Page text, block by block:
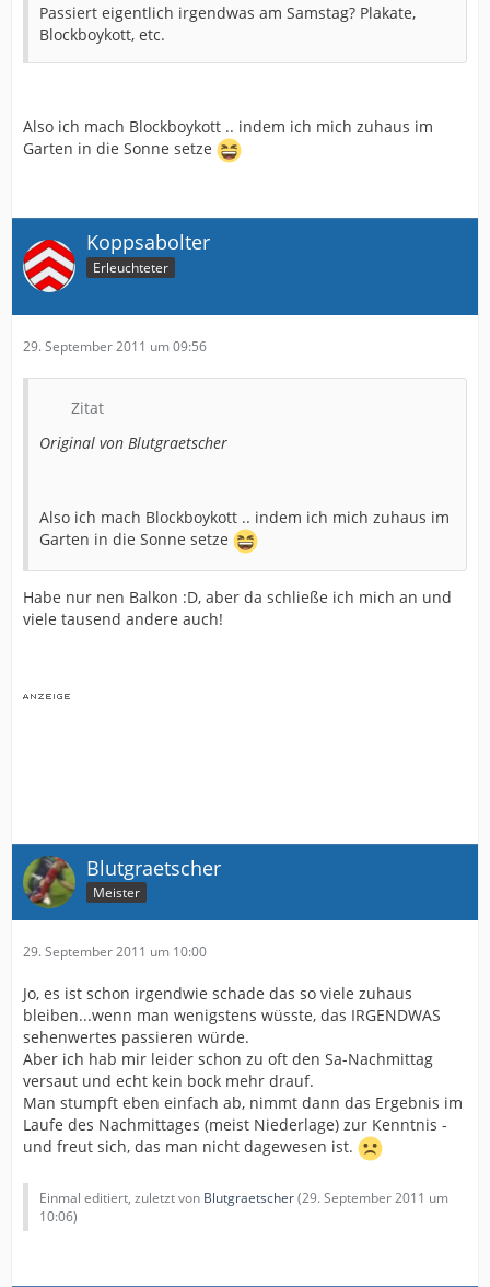
Passiert eigentlich irgendwas am Samstag? Plakate,
Blockboykott, etc.
Also ich mach Blockboykott .. indem ich mich zuhaus im
Garten in die Sonne setze
Koppsabolter
Erleuchteter
29. September 2011 um 09:56
Zitat
Original von Blutgraetscher
Also ich mach Blockboykott .. indem ich mich zuhaus im
Garten in die Sonne setze
Habe nur nen Balkon :D, aber da schließe ich mich an und
viele tausend andere auch!
Blutgraetscher
Meister
29. September 2011 um 10:00
Jo, es ist schon irgendwie schade das so viele zuhaus
bleiben...wenn man wenigstens wüsste, das IRGENDWAS
sehenwertes passieren würde.
Aber ich hab mir leider schon zu oft den Sa-Nachmittag
versaut und echt kein bock mehr drauf.
Man stumpft eben einfach ab, nimmt dann das Ergebnis im
Laufe des Nachmittages (meist Niederlage) zur Kenntnis -
und freut sich, das man nicht dagewesen ist.
Einmal editiert, zuletzt von Blutgraetscher(29. September 2011 um
10:06)